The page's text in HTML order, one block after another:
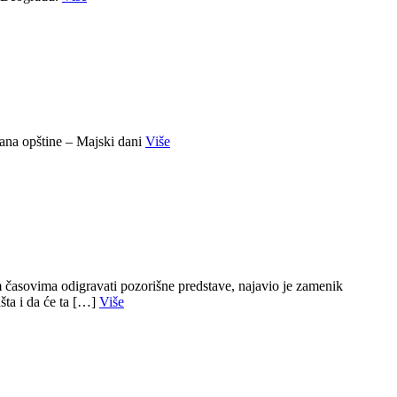
opštine – Majski dani Više
odigravati pozorišne predstave, najavio je zamenik
i da će ta […] Više